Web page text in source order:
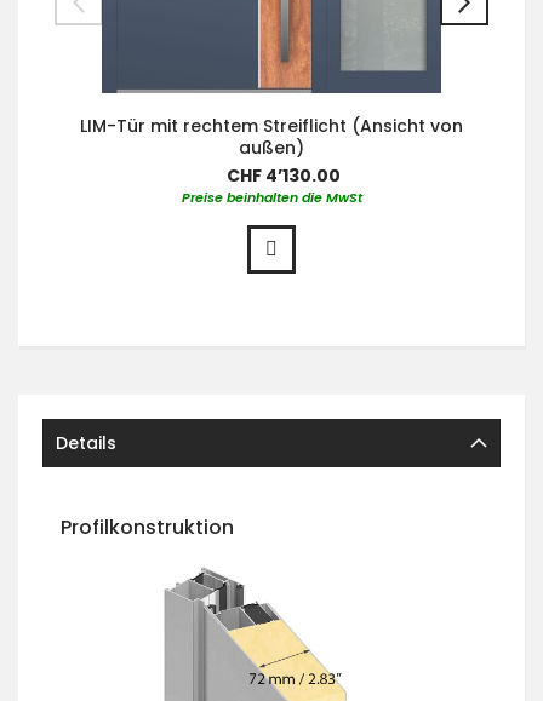
LIM-Tür mit rechtem Streiflicht (Ansicht von
außen)
CHF 4’130.00
Preise beinhalten die MwSt
Details